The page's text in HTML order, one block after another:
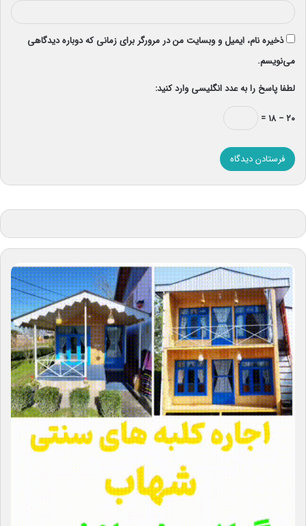
ذخیره نام، ایمیل و وبسایت من در مرورگر برای زمانی که دوباره دیدگاهی
می‌نویسم.
لطفا پاسخ را به عدد انگلیسی وارد کنید:
۲۰ − ۱۸ =